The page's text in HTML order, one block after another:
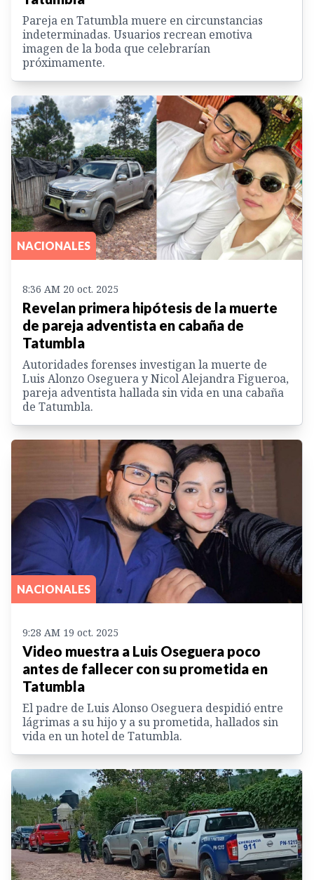
Pareja en Tatumbla muere en circunstancias
indeterminadas. Usuarios recrean emotiva
imagen de la boda que celebrarían
próximamente.
NACIONALES
8:36 AM 20 oct. 2025
Revelan primera hipótesis de la muerte
de pareja adventista en cabaña de
Tatumbla
Autoridades forenses investigan la muerte de
Luis Alonzo Oseguera y Nicol Alejandra Figueroa,
pareja adventista hallada sin vida en una cabaña
de Tatumbla.
NACIONALES
9:28 AM 19 oct. 2025
Video muestra a Luis Oseguera poco
antes de fallecer con su prometida en
Tatumbla
El padre de Luis Alonso Oseguera despidió entre
lágrimas a su hijo y a su prometida, hallados sin
vida en un hotel de Tatumbla.